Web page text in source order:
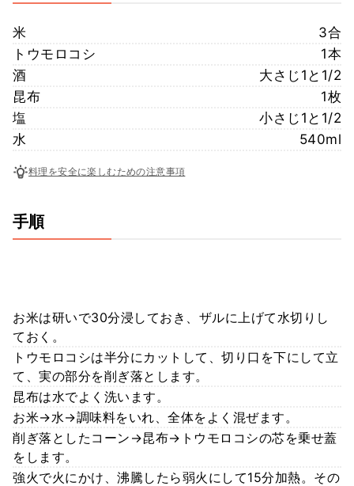
米
3合
トウモロコシ
1本
酒
大さじ1と1/2
昆布
1枚
塩
小さじ1と1/2
水
540ml
料理を安全に楽しむための注意事項
手順
お米は研いで30分浸しておき、ザルに上げて水切りし
ておく。
トウモロコシは半分にカットして、切り口を下にして立
て、実の部分を削ぎ落とします。
昆布は水でよく洗います。
お米→水→調味料をいれ、全体をよく混ぜます。
削ぎ落としたコーン→昆布→トウモロコシの芯を乗せ蓋
をします。
強火で火にかけ、沸騰したら弱火にして15分加熱。その